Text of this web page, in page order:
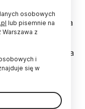
zmniejszają swoja
oczywisty
z łóżka. Niska
znana jako
utrzymania
Pacjenci z
hospitalizację,
mogą
osobowych
lub pisemnie na
Warszawa z
i
się w